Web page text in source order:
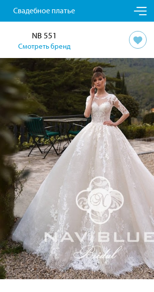
Свадебное платье
NB 551
Смотреть бренд